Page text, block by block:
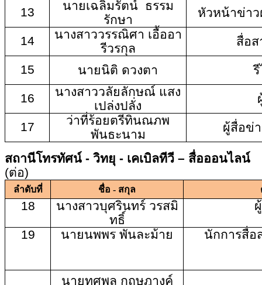
13
นายเฉลิมรัตน์ ธรรม
รักษา
หัวหน้าข่าว
14
นางสาววรรณิศา เอื้ออา
รีวรกุล
สื่อส
15
นายนิติ ดวงตา
16
นางสาววลัยลักษณ์ แสง
เปล่งปลั่ง
17
ว่าที่ร้อยตรีทินณภพ
พันธะนาม
ผู้สื่อข่
สถานีโทรทัศน์ - วิทยุ - เคเบิลทีวี – สื่อออนไลน์
(ต่อ)
ลำดับที่ ชื่อ - สกุล
18
นางสาวบุศรินทร์ วรสมิ
ทธิ์
19 นายนพพร พันละม้าย นักการสื่อ
นายทศพล กฤษฎางค์